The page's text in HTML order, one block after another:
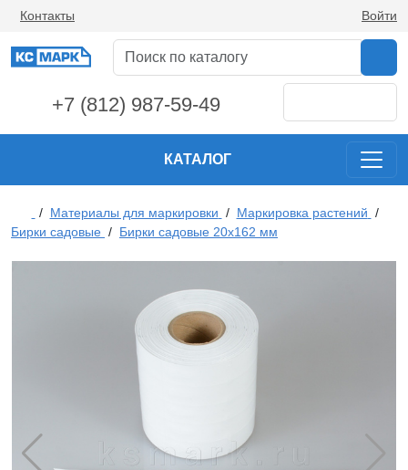
Контакты Войти
+7 (812) 987-59-49
КАТАЛОГ
/ Материалы для маркировки / Маркировка растений /
Бирки садовые / Бирки садовые 20х162 мм